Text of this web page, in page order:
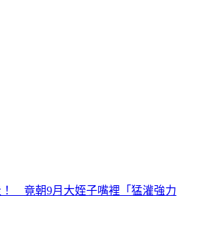
又來了！鄭明典急籲：晚上別出門